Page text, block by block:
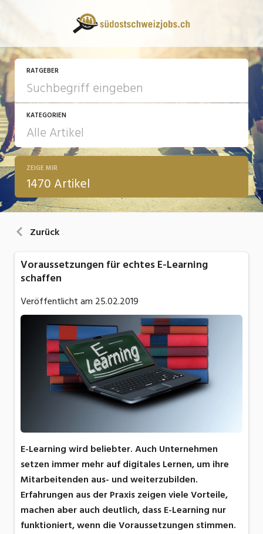
RATGEBER
KATEGORIEN
13 Fragen - 13 Antworten
Arbeit
ZEIGE MIR
1470 Artikel
Zurück
Voraussetzungen für echtes E-Learning
schaffen
Veröffentlicht am 25.02.2019
E-Learning wird beliebter. Auch Unternehmen
setzen immer mehr auf digitales Lernen, um ihre
Mitarbeitenden aus- und weiterzubilden.
Erfahrungen aus der Praxis zeigen viele Vorteile,
machen aber auch deutlich, dass E-Learning nur
funktioniert, wenn die Voraussetzungen stimmen.